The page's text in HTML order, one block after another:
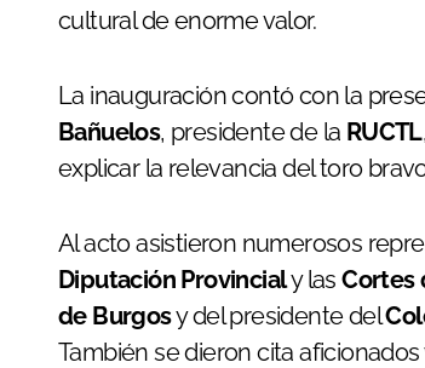
cultural de enorme valor.
La inauguración contó con la
Bañuelos, presidente de la RUCTL
explicar la relevancia del toro
Al acto asistieron numerosos
Diputación Provincialy lasCortes
de Burgosy del presidente del
También se dieron cita